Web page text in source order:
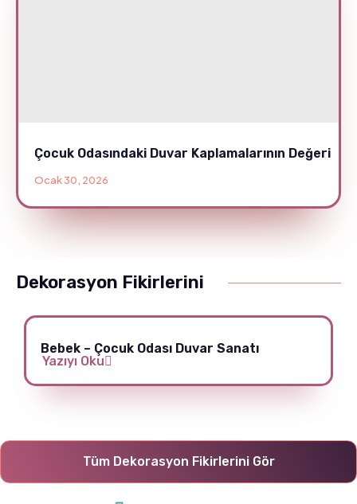
Çocuk Odasındaki Duvar Kaplamalarının Değeri
Ocak 30, 2026
Dekorasyon Fikirlerini
Bebek – Çocuk Odası Duvar Sanatı
Yazıyı Oku
Tüm Dekorasyon Fikirlerini Gör